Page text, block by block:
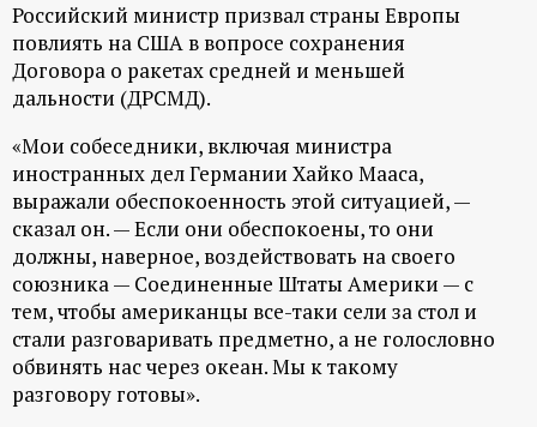
Российский министр призвал страны Европы
повлиять на США в вопросе сохранения
Договора о ракетах средней и меньшей
дальности (ДРСМД).
«Мои собеседники, включая министра
иностранных дел Германии Хайко Мааса,
выражали обеспокоенность этой ситуацией, —
сказал он. — Если они обеспокоены, то они
должны, наверное, воздействовать на своего
союзника — Соединенные Штаты Америки — с
тем, чтобы американцы все-таки сели за стол и
стали разговаривать предметно, а не голословно
обвинять нас через океан. Мы к такому
разговору готовы».